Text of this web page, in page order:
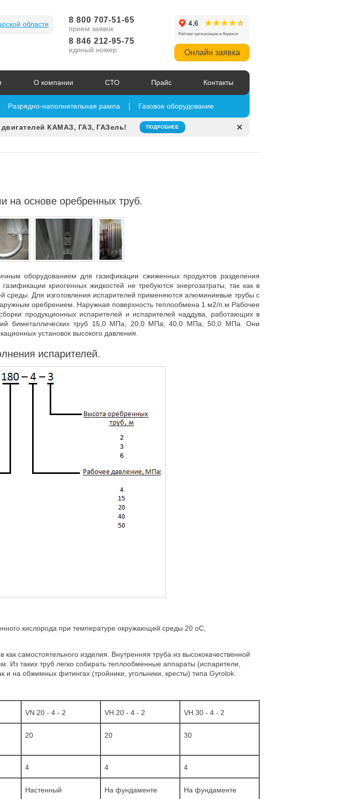
области 8 800 707-51-65
прием заявок
8 846 212-95-75
единый номер Онлайн заявка
О компании СТО Прайс Контакты
Разрядно-наполнительная рампа Газовое оборудование
КАМАЗ, ГАЗ, ГАЗель! ПОДРОБНЕЕ
на основе оребренных труб.
оборудованием для газификации сжиженных продуктов разделения
криогенных жидкостей не требуются энергозатраты, так как в
среды. Для изготовления испарителей применяются алюминиевые трубы с
оребрением. Наружная поверхность теплообмена 1 м2/п.м Рабочее
продукционных испарителей и испарителей наддува, работающих в
биметаллических труб 15,0 МПа; 20,0 МПа; 40,0 МПа; 50,0 МПа. Они
установок высокого давления.
испарителей.
кислорода при температуре окружающей среды 20 оC,
самостоятельного изделия. Внутренняя труба из высококачественной
таких труб легко собирать теплообменные аппараты (испарители,
и на обжимных фитингах (тройники, угольники, кресты) типа Gyrolok.
VN 20 - 4 - 2 VH 20 - 4 - 2 VH 30 - 4 - 2
20 20 30
4 4 4
Настенный На фундаменте Нa фундаменте